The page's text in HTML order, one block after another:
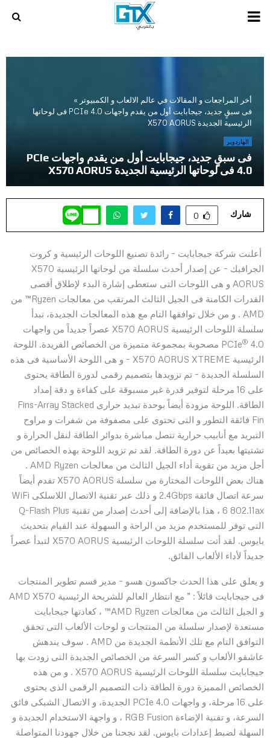
PRIMARY
أخر المراجعات و المقالات في عالم الالعاب و الكمبيوتر »
فى سبقٍ جديد، جيجابايت أول من يقدم واجهات PCIe 4.0 فى لوحاتها
الرئيسية الجديدة X570 AORUS
الهاردوير
فى سبقٍ جديد، جيجابايت أول من يقدم واجهات PCIe
4.0 فى لوحاتها الرئيسية الجديدة X570 AORUS
شارك 0
أعلنت شركة جيجابايت – رائدة تصنيع اللوحات الرئيسية و كروت
الجرافيك – عن إصدار أحدث سلسلة من لوحاتها الرئيسية X570
AORUS و هى اللوحات التى ستعطى إشارة البدء لإطلاق أقصى
القدرات الكامنة فى الجيل الثالث المرتقب من معالجات Ryzen™ من
AMD . و من خلال توافقها التام مع هذه المعالجات الجديدة، تبدأ
سلسلة اللوحات الرئيسية X570 AORUS عصراً جديداً من واجهات
PCIe®
4.0 مصحوبة بمجموعة متميزة من الخصائص الفريدة. اللوحة
الرئيسية X570 AORUS XTREME – و هى اللوحة الأساسية فى هذه
السلسلة الجديدة – تم تزويدها بتصميم رقمى لدورة الطاقة يحتوى
على 16 مرحلة لتوفير قدرة غير مسبوقة على كفاءة و دقة إمداد
الطاقة. اللوحة مزودة أيضاً بوحدة تبديد حرارى Fins-Array Stacked
Fin فائقة التطور و التى تحتوى على مصفوفة من شفرات و مراوح
التبريد مع أنابيب حرارية تتصل مباشرة بدوائر الطاقة لنقل الحرارة و
تشتيتها بعيداً عن دورة الطاقة. لقد تم تزويد اللوحة بهذه الخصائص من
هناك بعض اللوحات المختارة من سلسلة X570 AORUS تقدم أيضاً
سرعة اتصال فائقة 2.4Gbps و ذلك عبر تقنية الاتصال اللاسلكى WiFi
6 802.11ax ، هذا بالإضافة إلى أحدث إصدار من تقنية Q-Flash Plus
التى توفر للمستخدم مزيد من الراحة و السهولة عند القيام بتحديث
بايوس. لقد أتت سلسلة اللوحات الرئيسية X570 AORUS لتبدأ عصراً
جديداً لأداء الألعاب الفائق.
و يعلق على هذا الحدث جاكسون هسو – مدير قسم تطوير المنتجات
فى جيجابايت قائلاً : ” مع انتظار العالم للشريحة الرئيسية AMD X570
و الجيل الثالث من معالجات AMD Ryzen™ ، كعادتها جيجابايت
مستعدة لإصدار سلسلة من المنتجات و لوحات الألعاب التى تحقق
التوافق التام مع تلك الأنظمة الجديدة من AMD . سوف يندهش
عاشقو الألعاب و كسر السرعة من الخصائص الجديدة التى زودت بها
جيجابايت سلسلة اللوحات الرئيسية X570 AORUS . و من هذه
الخصائص المميزة دورة الطاقة ذات التصميم الرقمى الذى يحتوى
على 16 مرحلة، و واجهات PCIe 4.0 الجديدة، و الاتصال الشبكى فائق
السرعة، و تقنية الإضاءة RGB Fusion ، و واجهة الاستخدام الجديدة و
السهلة لضبط إعدادات بايوس. لقد نجحنا من خلال جهودنا المتواصلة